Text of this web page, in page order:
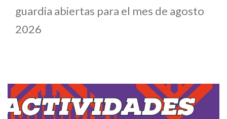
guardia abiertas para el mes de agosto
2026